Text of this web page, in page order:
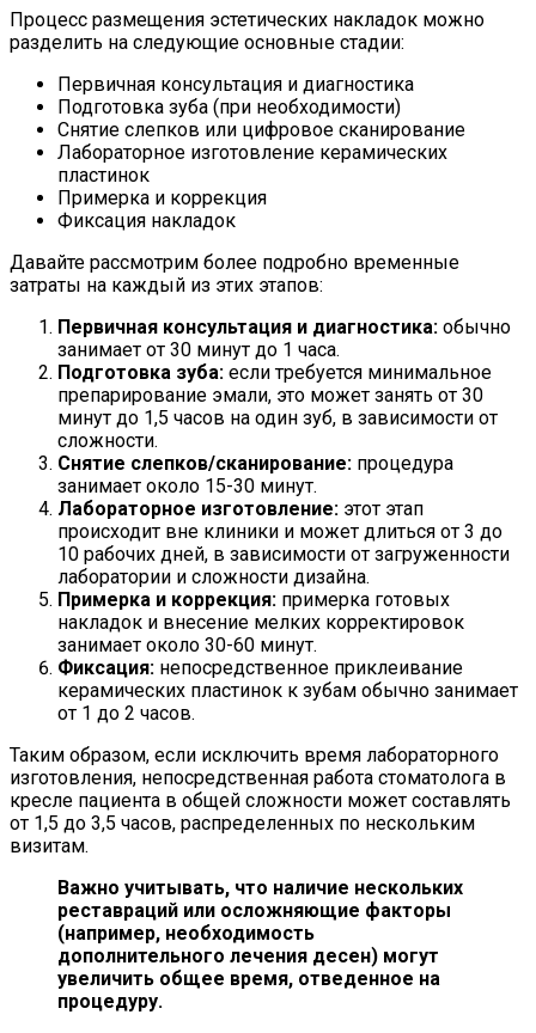
Процесс размещения эстетических накладок можно
разделить на следующие основные стадии:
Первичная консультация и диагностика
Подготовка зуба (при необходимости)
Снятие слепков или цифровое сканирование
Лабораторное изготовление керамических
пластинок
Примерка и коррекция
Фиксация накладок
Давайте рассмотрим более подробно временные
затраты на каждый из этих этапов:
Первичная консультация и диагностика: обычно
занимает от 30 минут до 1 часа.
Подготовка зуба: если требуется минимальное
препарирование эмали, это может занять от 30
минут до 1,5 часов на один зуб, в зависимости от
сложности.
Снятие слепков/сканирование: процедура
занимает около 15-30 минут.
Лабораторное изготовление: этот этап
происходит вне клиники и может длиться от 3 до
10 рабочих дней, в зависимости от загруженности
лаборатории и сложности дизайна.
Примерка и коррекция: примерка готовых
накладок и внесение мелких корректировок
занимает около 30-60 минут.
Фиксация: непосредственное приклеивание
керамических пластинок к зубам обычно занимает
от 1 до 2 часов.
Таким образом, если исключить время лабораторного
изготовления, непосредственная работа стоматолога в
кресле пациента в общей сложности может составлять
от 1,5 до 3,5 часов, распределенных по нескольким
визитам.
Важно учитывать, что наличие нескольких
реставраций или осложняющие факторы
(например, необходимость
дополнительного лечения десен) могут
увеличить общее время, отведенное на
процедуру.